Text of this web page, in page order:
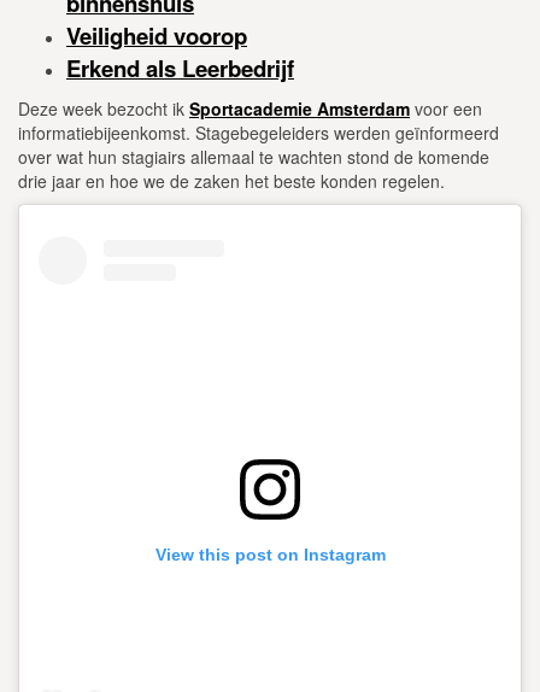
Veiligheid voorop
Erkend als Leerbedrijf
Deze week bezocht ik Sportacademie Amsterdam voor een
informatiebijeenkomst. Stagebegeleiders werden geïnformeerd
over wat hun stagiairs allemaal te wachten stond de komende
drie jaar en hoe we de zaken het beste konden regelen.
View this post on Instagram